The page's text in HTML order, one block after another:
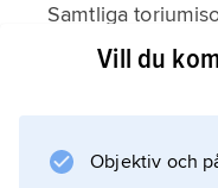
Samtliga
halveringstider
Th till en bråkdel
Vill du
Objektiv och